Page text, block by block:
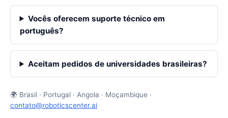
Vocês oferecem suporte técnico em
português?
Aceitam pedidos de universidades brasileiras?
🌍 Brasil · Portugal · Angola · Moçambique ·
contato@roboticscenter.ai